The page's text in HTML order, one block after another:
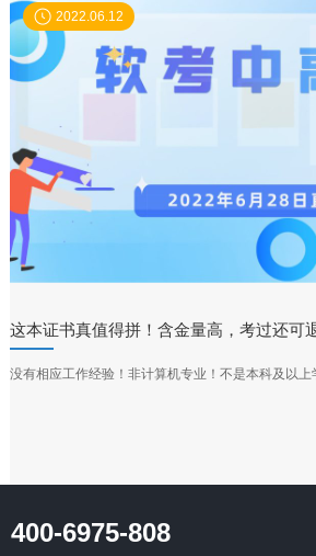
2022.06.12
这本证书真值得拼！含金量高，考过还可
没有相应工作经验！非计算机专业！不是本科及以
400-6975-808